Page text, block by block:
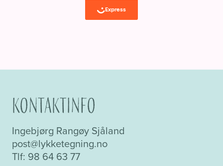
Kontaktinfo
Ingebjørg Rangøy Sjåland
post@lykketegning.no
Tlf: 98 64 63 77